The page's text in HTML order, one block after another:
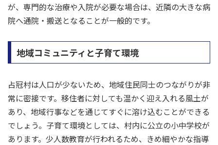
が、専門的な治療や入院が必要な場合は、近隣の大きな病
院へ通院・搬送となることが一般的です。
地域コミュニティと子育て環境
占冠村は人口が少ないため、地域住民同士のつながりが非
常に密接です。移住者に対しても温かく迎え入れる風土が
あり、地域行事などを通じてすぐに溶け込むことができる
でしょう。子育て環境としては、村内に公立の小中学校が
あります。少人数教育が行われるため、きめ細やかな指導